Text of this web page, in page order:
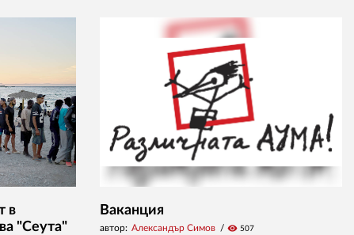
в
"Сеута"
Ваканция
автор: Александър Симов visibility 507